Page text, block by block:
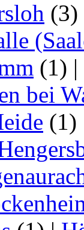
(3)
(1) |
bei
(1)